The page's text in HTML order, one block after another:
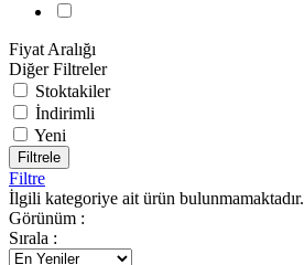
Fiyat Aralığı
Diğer Filtreler
Stoktakiler
İndirimli
Yeni
Filtrele
Filtre
İlgili kategoriye ait ürün bulunmamaktadır.
Görünüm :
Sırala :